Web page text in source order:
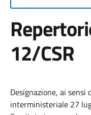
12/CSR
Designazione, ai sensi
interministeriale 27